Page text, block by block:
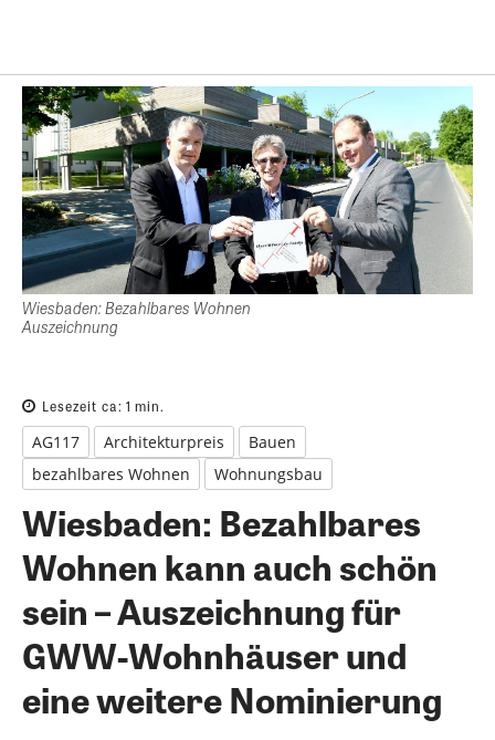
Wiesbaden: Bezahlbares Wohnen
Auszeichnung
Lesezeit ca: 1 min.
AG117 Architekturpreis
Bauen
bezahlbares Wohnen
Wohnungsbau
Wiesbaden: Bezahlbares
Wohnen kann auch schön
sein – Auszeichnung für
GWW-Wohnhäuser und
eine weitere Nominierung